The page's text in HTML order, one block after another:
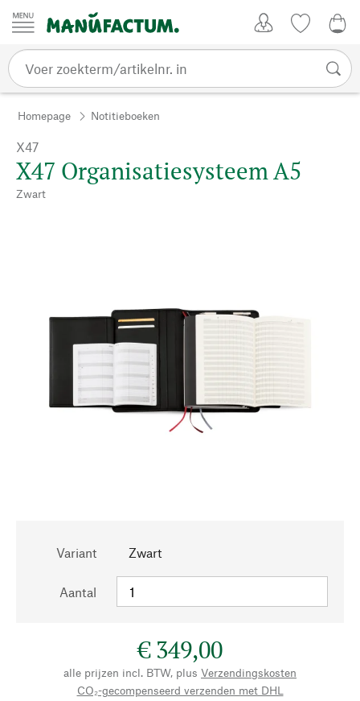
Passer au contenu
Homepage Notitieboeken
X47
X47 Organisatiesysteem A5
Zwart
Variant Zwart
Aantal
€ 349,00
alle prijzen incl. BTW, plus Verzendingskosten
CO₂-gecompenseerd verzenden met DHL